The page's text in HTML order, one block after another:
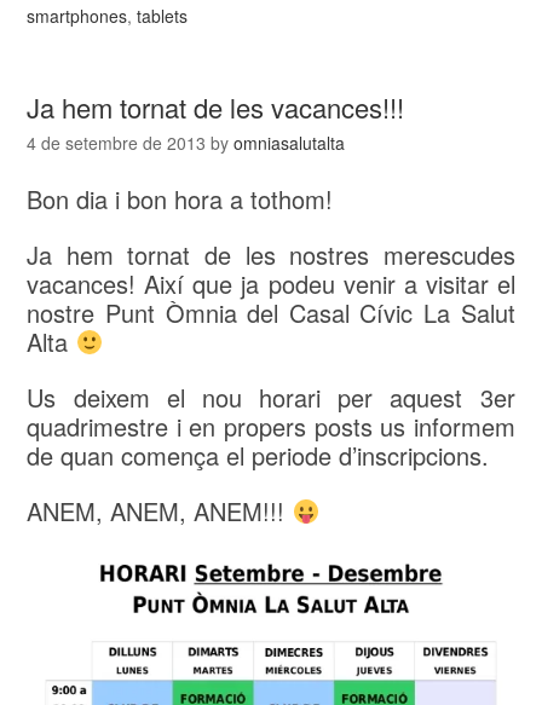
smartphones,tablets
Ja hem tornat de les vacances!!!
4 de setembre de 2013 byomniasalutalta
Bon dia i bon hora a tothom!
Ja hem tornat de les nostres merescudes
vacances! Així que ja podeu venir a visitar el
nostre Punt Òmnia del Casal Cívic La Salut
Alta
Us deixem el nou horari per aquest 3er
quadrimestre i en propers posts us informem
de quan comença el periode d’inscripcions.
ANEM, ANEM, ANEM!!!